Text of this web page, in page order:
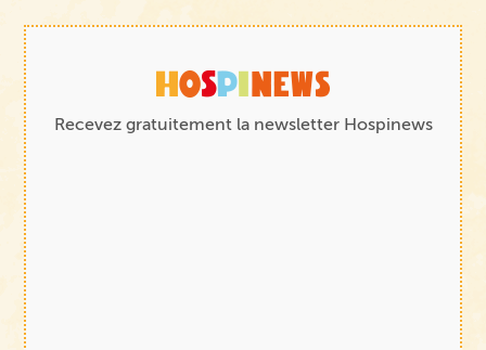
Recevez gratuitement la newsletter Hospinews